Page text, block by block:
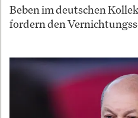
Beben im deutschen
fordern den